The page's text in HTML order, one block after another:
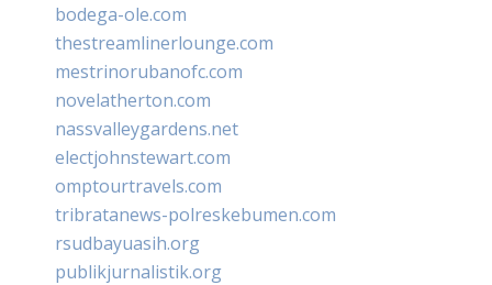
bodega-ole.com
thestreamlinerlounge.com
mestrinorubanofc.com
novelatherton.com
nassvalleygardens.net
electjohnstewart.com
omptourtravels.com
tribratanews-polreskebumen.com
rsudbayuasih.org
publikjurnalistik.org